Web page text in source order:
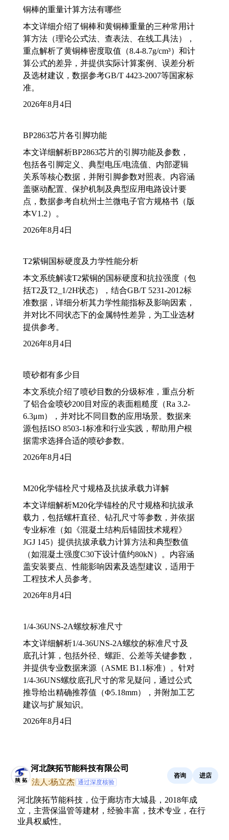
铜棒的重量计算方法有哪些
本文详细介绍了铜棒和黄铜棒重量的三种常用计
算方法（理论公式法、查表法、在线工具法），
重点解析了黄铜棒密度取值（8.4-8.7g/cm³）和计
算公式的差异，并提供实际计算案例、误差分析
及选材建议，数据参考GB/T 4423-2007等国家标
准。
2026年8月4日
BP2863芯片各引脚功能
本文详细解析BP2863芯片的引脚功能及参数，
包括各引脚定义、典型电压/电流值、内部逻辑
关系等核心数据，并附引脚参数对照表。内容涵
盖驱动配置、保护机制及典型应用电路设计要
点，数据参考自杭州士兰微电子官方规格书（版
本V1.2）。
2026年8月4日
T2紫铜国标硬度及力学性能分析
本文系统解读T2紫铜的国标硬度和抗拉强度（包
括T2及T2_1/2H状态），结合GB/T 5231-2012标
准数据，详细分析其力学性能指标及影响因素，
并对比不同状态下的金属特性差异，为工业选材
提供参考。
2026年8月4日
喷砂都有多少目
本文系统介绍了喷砂目数的分级标准，重点分析
了铝合金喷砂200目对应的表面粗糙度（Ra 3.2-
6.3μm），并对比不同目数的应用场景。数据来
源包括ISO 8503-1标准和行业实践，帮助用户根
据需求选择合适的喷砂参数。
2026年8月4日
M20化学锚栓尺寸规格及抗拔承载力详解
本文详细解析M20化学锚栓的尺寸规格和抗拔承
载力，包括螺杆直径、钻孔尺寸等参数，并依据
专业标准（如《混凝土结构后锚固技术规程》
JGJ 145）提供抗拔承载力计算方法和典型数值
（如混凝土强度C30下设计值约80kN）。内容涵
盖安装要点、性能影响因素及选型建议，适用于
工程技术人员参考。
2026年8月4日
1/4-36UNS-2A螺纹标准尺寸
本文详细解析1/4-36UNS-2A螺纹的标准尺寸及
底孔计算，包括外径、螺距、公差等关键参数，
并提供专业数据来源（ASME B1.1标准）。针对
1/4-36UNS螺纹底孔尺寸的常见疑问，通过公式
推导给出精确推荐值（Φ5.18mm），并附加工艺
建议与扩展知识。
2026年8月4日
河北陕拓节能科技有限公司
法人:杨立杰 通过深度核验
咨询 进店
河北陕拓节能科技，位于廊坊市大城县，2018年成
立，主营保温管等建材，经验丰富，技术专业，在行
业具权威性。